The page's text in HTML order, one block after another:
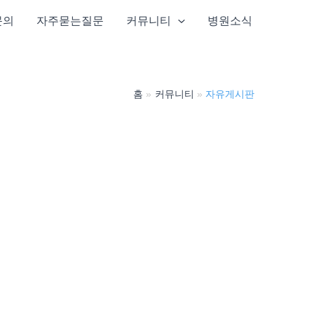
자주묻는질문 커뮤니티 병원소식
홈 커뮤니티 자유게시판